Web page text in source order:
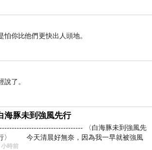
怕你比他們更快出人頭地。
了。
海豚未到強風先行
〈白海豚未到強風先
〉 今天清晨好無奈，因為我一早就被強風
小時前